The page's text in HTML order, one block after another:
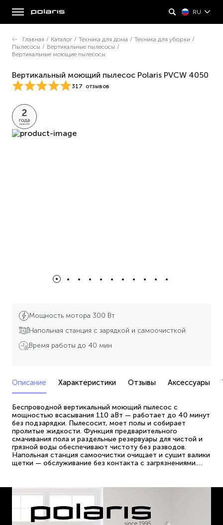
RU
Главная / Каталог / Техника для дома / Техника для уборки /
Пылесосы / Вертикальные пылесосы /
Вертикальные моющие пылесосы
Вертикальный моющий пылесос Polaris PVCW 4050
317 отзывов
Мощность мотора 300 Вт
Напольная станция с зарядкой и самоочисткой
Время работы до 40 мин
Описание Характеристики Отзывы Аксессуары
Беспроводной вертикальный моющий пылесос с
мощностью всасывания 110 аВт — работает до 40 минут
без подзарядки. Пылесосит, моет полы и собирает
пролитые жидкости. Функция предварительного
смачивания пола и раздельные резервуары для чистой и
грязной воды обеспечивают чистоту без разводов.
Напольная станция самоочистки очищает и сушит валики
щетки — обслуживание без контакта с загрязнениями.